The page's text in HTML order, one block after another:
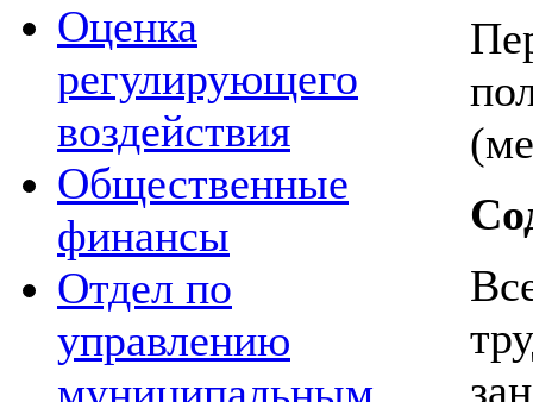
Оценка
регулирующего
воздействия
Общественные
финансы
Отдел по
управлению